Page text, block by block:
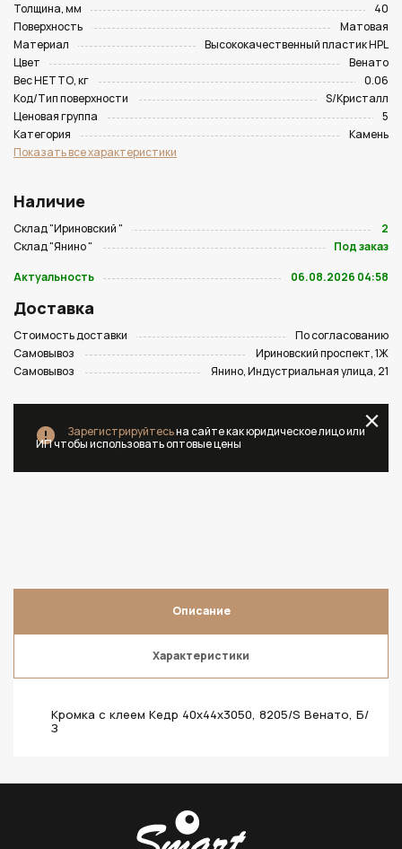
Толщина, мм
40
Поверхность
Матовая
Материал
Высококачественный пластик HPL
Цвет
Венато
Вес НЕТТО, кг
0.06
Код/Тип поверхности
S/Кристалл
Ценовая группа
5
Категория
Камень
Показать все характеристики
Наличие
Склад "Ириновский "
2
Склад "Янино "
Под заказ
Актуальность
06.08.2026 04:58
Доставка
Стоимость доставки
По согласованию
Самовывоз
Ириновский проспект, 1Ж
Самовывоз
Янино, Индустриальная улица, 21
Зарегистрируйтесьна сайте как юридическое лицо или
ИП чтобы использовать оптовые цены
Описание
Характеристики
Кромка с клеем Кедр 40х44х3050, 8205/S Венато, Б/
З